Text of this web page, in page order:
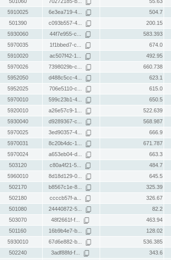
5910025 6e3ea719-4... 504.7
501390 c093b557-4... 200.15
5930060 44f7e955-c... 583.393
5970035 1f1bbed7-c... 674.0
5910020 ac507f42-1... 492.95
5970026 7398029b-c... 660.738
5952050 d488c5cc-4... 623.1
5952025 706e5110-c... 615.0
5970010 599c23b1-4... 650.5
5920010 a26e57c9-1... 522.639
5930040 d9289367-c... 568.987
5970025 3ed90357-4... 666.9
5970031 8c20b4dc-1... 671.787
5970024 a653eb04-d... 663.3
503120 c80a4f21-5... 484.7
5960010 8d18d129-0... 645.5
502170 b8567c1e-8... 325.39
502180 ccccb57f-a... 326.67
501080 24440872-5... 82.2
503070 48f2661f-f... 463.94
501160 16b9b4e7-b... 128.02
5930010 67d6e882-b... 536.385
502240 3adf88fd-f... 343.6